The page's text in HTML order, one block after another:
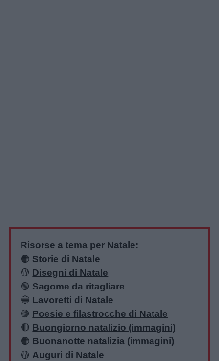
Risorse a tema per Natale:
🟠 Storie di Natale
🟡 Disegni di Natale
🟢 Sagome da ritagliare
🔵 Lavoretti di Natale
🟣 Poesie e filastrocche di Natale
🔴 Buongiorno natalizio (immagini)
🟠 Buonanotte natalizia (immagini)
🟡 Auguri di Natale